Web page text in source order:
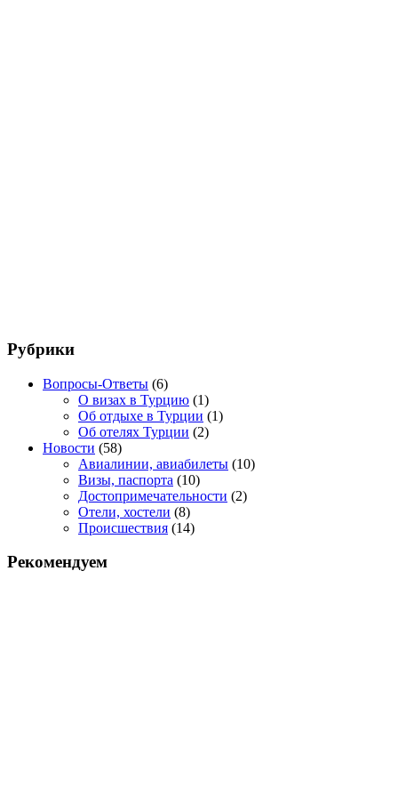
Рубрики
Вопросы-Ответы (6)
О визах в Турцию (1)
Об отдыхе в Турции (1)
Об отелях Турции (2)
Новости (58)
Авиалинии, авиабилеты (10)
Визы, паспорта (10)
Достопримечательности (2)
Отели, хостели (8)
Происшествия (14)
Рекомендуем